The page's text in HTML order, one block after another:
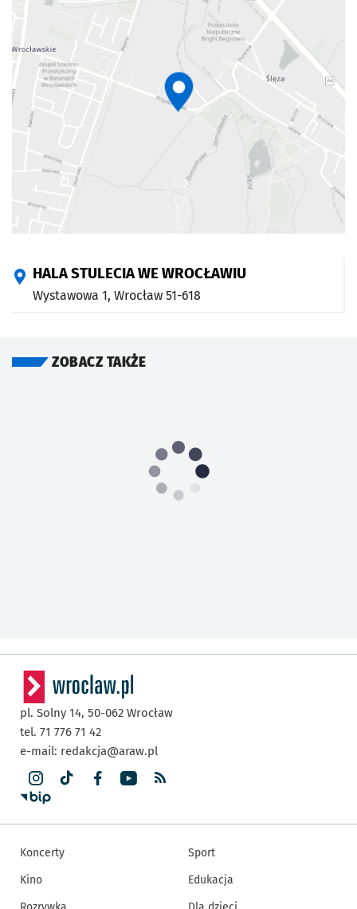
HALA STULECIA WE WROCŁAWIU
Wystawowa 1, Wrocław 51-618
ZOBACZ TAKŻE
pl. Solny 14, 50-062 Wrocław
tel. 71 776 71 42
e-mail: redakcja@araw.pl
Koncerty
Kino
Sport
Edukacja